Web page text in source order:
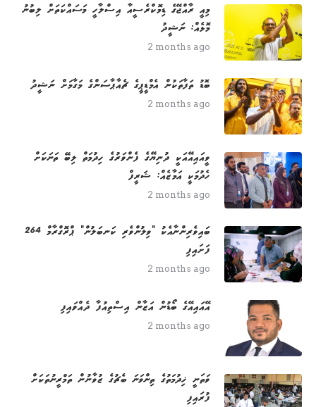
މިއީ ރާއްޖޭގެ ޑިމޮކްރެސީއާ އިސްލާހީ މަސައްކަތަށް ލިބުނު
މޮޅެއް: ނަޝީދު
2 months ago
ބޮޑު ތަފާތަކުން އެމްޑީޕީގެ ޗެއާޕާސަންގެ މަގާމަށް ނަޝީދު
2 months ago
ވީއައިއޭއަކީ ދުނިޔޭގެ ފެންވަރުގެ ހިދުމަތް ލިބޭ ތަނަކަށް
ހެދުމަކީ އަމާޒެއް: ޝަރީފް
2 months ago
264 ބައިވެރިންނާއެކު "ވިލުންވެރި ކަނބަލުން" ޕްރޮގްރާމް
ފަށައިފި
2 months ago
އޭއައިއޭގެ ބޯޑުން އަޒާން އިސްތިއުފާ ދެއްވައިފި
2 months ago
ވަތަނީ ޚިދުމަތުގެ ތިންވަނަ ބެޗުގެ ޒުވާނުން ތަމްރީނުތަކަށް
ފުރައިފި